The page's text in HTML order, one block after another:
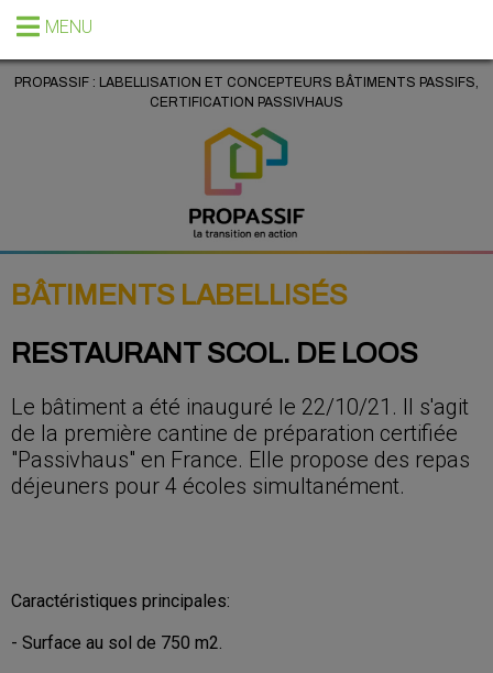
MENU
PROPASSIF : LABELLISATION ET CONCEPTEURS BÂTIMENTS PASSIFS,
CERTIFICATION PASSIVHAUS
BÂTIMENTS LABELLISÉS
RESTAURANT SCOL. DE LOOS
Le bâtiment a été inauguré le 22/10/21. Il s'agit
de la première cantine de préparation certifiée
"Passivhaus" en France. Elle propose des repas
déjeuners pour 4 écoles simultanément.
Caractéristiques principales:
- Surface au sol de 750 m2.